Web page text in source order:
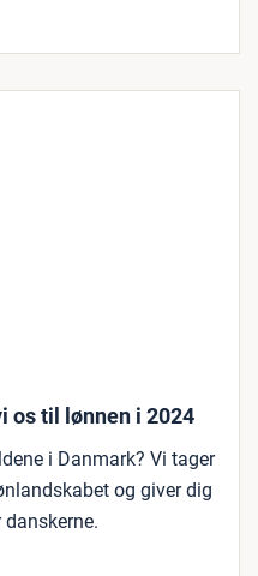
os til lønnen i 2024
i Danmark? Vi tager
og giver dig